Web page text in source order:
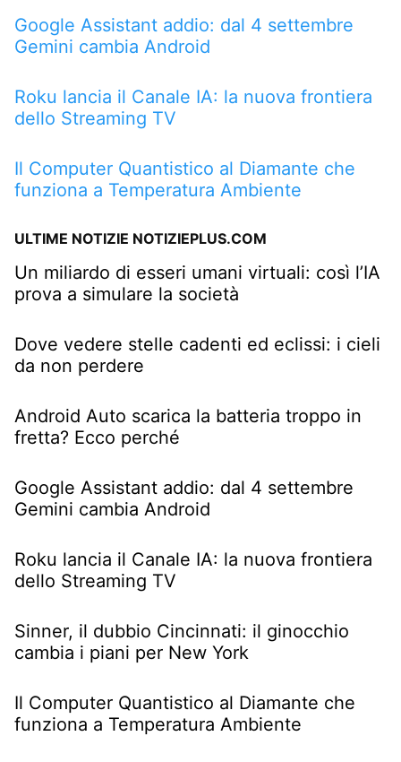
Google Assistant addio: dal 4 settembre
Gemini cambia Android
Roku lancia il Canale IA: la nuova frontiera
dello Streaming TV
Il Computer Quantistico al Diamante che
funziona a Temperatura Ambiente
ULTIME NOTIZIE NOTIZIEPLUS.COM
Un miliardo di esseri umani virtuali: così l’IA
prova a simulare la società
Dove vedere stelle cadenti ed eclissi: i cieli
da non perdere
Android Auto scarica la batteria troppo in
fretta? Ecco perché
Google Assistant addio: dal 4 settembre
Gemini cambia Android
Roku lancia il Canale IA: la nuova frontiera
dello Streaming TV
Sinner, il dubbio Cincinnati: il ginocchio
cambia i piani per New York
Il Computer Quantistico al Diamante che
funziona a Temperatura Ambiente